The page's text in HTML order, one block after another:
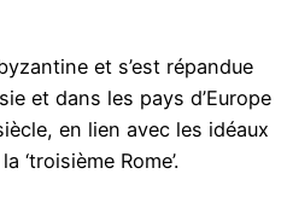
et s’est répandue
et dans les pays d’Europe
en lien avec les idéaux
‘troisième Rome’.